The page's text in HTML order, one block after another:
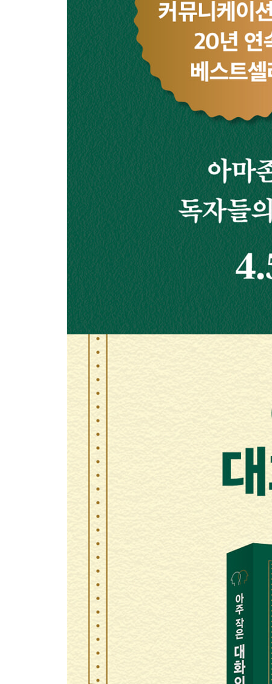
37 감사의 이유를 구체적으로 밝혀라
38 좋은 인상을 남기는 통화 에티켓
39 전화 통화에서 행간을 이해하는 방법
4부. 사람을 얻는 기술: 어디서든 당신을 돋보이게
40 현대판 르네상스 인간이 되는 법
41 상대의 직업이나 취미에 대해 해박하게 보이는
42 상대의 중요한 관심사를 찾아라
43 핫 이슈를 파악하라
44 글로벌 매너를 익혀라, 대화의 성패가 걸려 있다
45 약간의 전문용어를 익혀라
46 상대방 스타일에 맞추면 대화가 편하다
47 상대의 언어로 메아리를 보내라
48 비유의 힘: 커뮤니케이션의 비밀 무기
49 공감 표현 1: 의미 있는 소리로 공감하기
50 공감 표현 2: 다양한 감각을 통해 공감하기
51 관계를 깊게 하는 4단계 대화 전략
52 공유된 경험이 만드는 유대감
53 등 뒤에서 칭찬하기: 진정성 있게 상대방을 인정
54 좋은 기분을 전달하라
55 진심 어린 칭찬의 비결
56 괄호 속 칭찬: 은근슬쩍 마음을 사로잡는 기술
59 때에 맞는 칭찬은 은쟁반에 금사과
60 상대방의 칭찬을 잘 받아주라
61 인생에서 가장 의미 있는 칭찬의 기술
62 모임에서 사람들을 끌어당기는 방법
63 상대방을 주인공이 되게 하라
5부. 1% 프로들의 소통 기술: 성공의 8할은 여기 달
65 상대의 실수는 넘기고 그 대가로 호감을 얻어라
66 대화의 실마리를 잡아주는 작은 호의
67 사람들에게 돌아가는 이익을 정확히 밝혀라
69 호의를 베풀 땐 기대 없이
70 파티에서는 가벼운 대화만 한다
71 식사 때는 식사만 하라
72 상대방의 안식처를 존중하라
73 중요한 정보를 전달하기 전에 알아야 할 진실